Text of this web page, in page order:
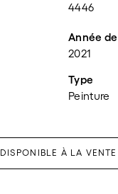
4446
Année
2021
Type
Peinture
DISPONIBLE À LA VENTE